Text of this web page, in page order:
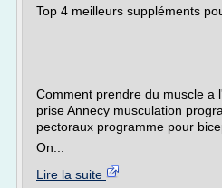
Top 4 meilleurs suppléments
Comment prendre du muscle a
prise Annecy musculation
pectoraux programme pour
On...
Lire la suite